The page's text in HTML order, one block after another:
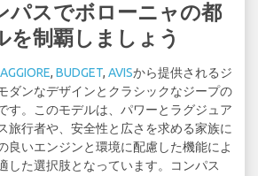
パスでボローニャの都
を制覇しましょう
, BUDGET, AVISから提供されるジ
ダンなデザインとクラシックなジープの
す。このモデルは、パワーとラグジュア
旅行者や、安全性と広さを求める家族に
良いエンジンと環境に配慮した機能によ
した選択肢となっています。コンパス